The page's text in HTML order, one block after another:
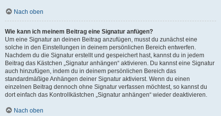
Nach oben
Wie kann ich meinem Beitrag eine Signatur anfügen?
Um eine Signatur an deinen Beitrag anzufügen, musst du zunächst eine
solche in den Einstellungen in deinem persönlichen Bereich entwerfen.
Nachdem du die Signatur erstellt und gespeichert hast, kannst du in jedem
Beitrag das Kästchen „Signatur anhängen“ aktivieren. Du kannst eine Signatur
auch hinzufügen, indem du in deinem persönlichen Bereich das
standardmäßige Anhängen deiner Signatur aktivierst. Wenn du einen
einzelnen Beitrag dennoch ohne Signatur verfassen möchtest, so kannst du
dort einfach das Kontrollkästchen „Signatur anhängen“ wieder deaktivieren.
Nach oben